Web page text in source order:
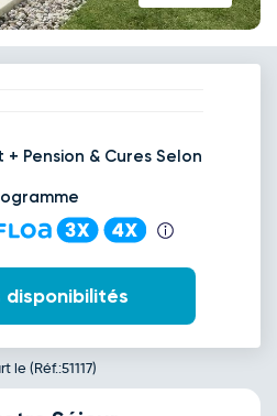
Pension & Cures Selon
disponibilités
le (Réf.:51117)